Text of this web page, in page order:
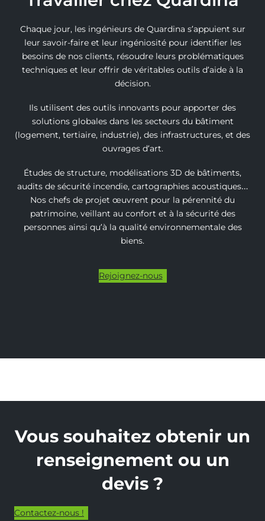
Chaque jour, les ingénieurs de Quardina s’appuient sur
leur savoir-faire et leur ingéniosité pour identifier les
besoins de nos clients, résoudre leurs problématiques
techniques et leur offrir de véritables outils d’aide à la
décision.
Ils utilisent des outils innovants pour apporter des
solutions globales dans les secteurs du bâtiment
(logement, tertiaire, industrie), des infrastructures, et des
ouvrages d’art.
Études de structure, modélisations 3D de bâtiments,
audits de sécurité incendie, cartographies acoustiques…
Nos chefs de projet œuvrent pour la pérennité du
patrimoine, veillant au confort et à la sécurité des
personnes ainsi qu’à la qualité environnementale des
biens.
Rejoignez-nous
Vous souhaitez obtenir un
renseignement ou un
devis ?
Contactez-nous !